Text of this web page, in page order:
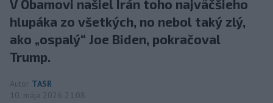
V Obamovi našiel Irán toho najväčšieho
hlupáka zo všetkých, no nebol taký zlý,
ako „ospalý“ Joe Biden, pokračoval
Trump.
Autor TASR
10. mája 2026 21:08